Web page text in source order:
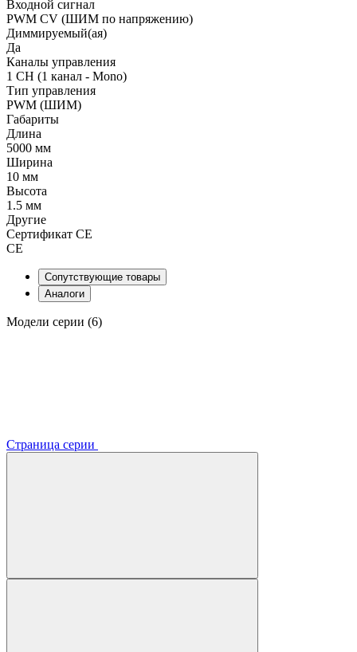
Входной сигнал
PWM СV (ШИМ по напряжению)
Диммируемый(ая)
Да
Каналы управления
1 CH (1 канал - Mono)
Тип управления
PWM (ШИМ)
Габариты
Длина
5000 мм
Ширина
10 мм
Высота
1.5 мм
Другие
Сертификат CE
CE
Сопутствующие товары
Аналоги
Модели серии (6)
Страница серии